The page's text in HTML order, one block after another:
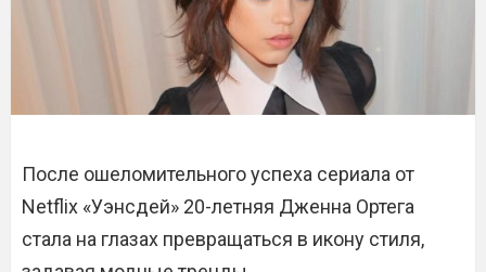
После ошеломительного успеха сериала от
Netflix «Уэнсдей» 20-летняя Дженна Ортега
стала на глазах превращаться в икону стиля,